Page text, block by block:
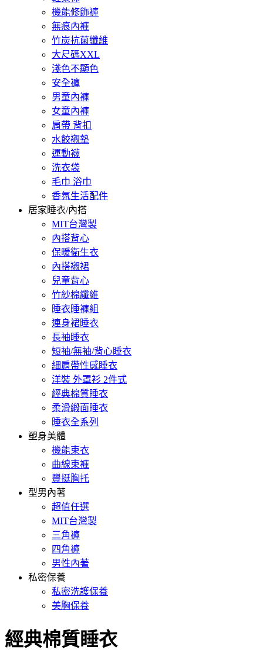
機能修飾褲
無痕內褲
竹炭抗菌纖維
大尺碼XXL
淺色不顯色
安全褲
男童內褲
女童內褲
肩帶 背扣
水餃襯墊
運動襪
洗衣袋
毛巾 浴巾
香氛生活配件
居家睡衣/內搭
MIT台灣製
內搭背心
保暖衛生衣
內搭襯裙
兒童背心
竹紗棉纖維
睡衣睡褲組
連身裙睡衣
長袖睡衣
短袖/無袖/背心睡衣
細肩帶性感睡衣
洋裝 外罩衫 2件式
經典棉質睡衣
柔滑緞面睡衣
睡衣全系列
塑身美體
機能束衣
曲線束褲
豐挺胸托
型男內著
超值任選
MIT台灣製
三角褲
四角褲
男性內著
私密保養
私密洗護保養
美胸保養
經典棉質睡衣